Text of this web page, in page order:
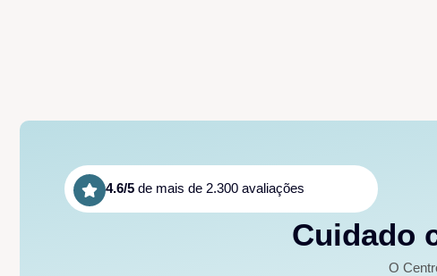
4.6/5 de mais de 2.300 avaliações
Cuidado
O